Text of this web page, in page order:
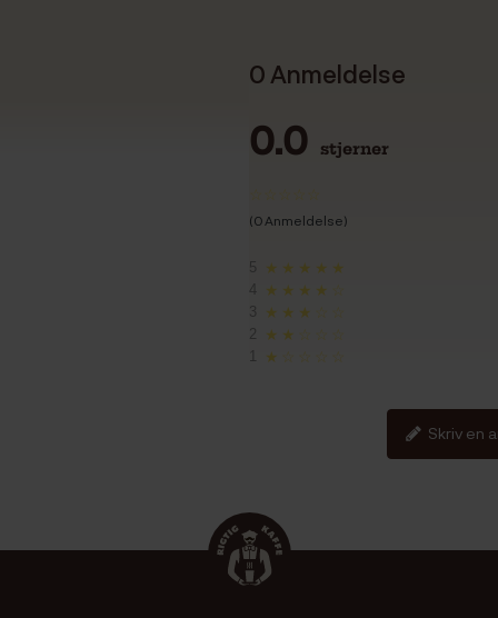
0 Anmeldelse
0.0 stjerner
(0 Anmeldelse)
5 ★★★★★
★★★★☆
3 ★★★☆☆
2 ★★☆☆☆
★☆☆☆☆
Skriv en